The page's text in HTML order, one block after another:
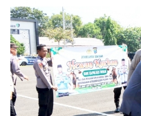
METRO
PESAWARAN
TANGGAMUS
DPRD
KOTA
BANDAR
LAMPUNG
DPRD
METRO
SUMSEL
BANTEN
JAWAB
BARAT